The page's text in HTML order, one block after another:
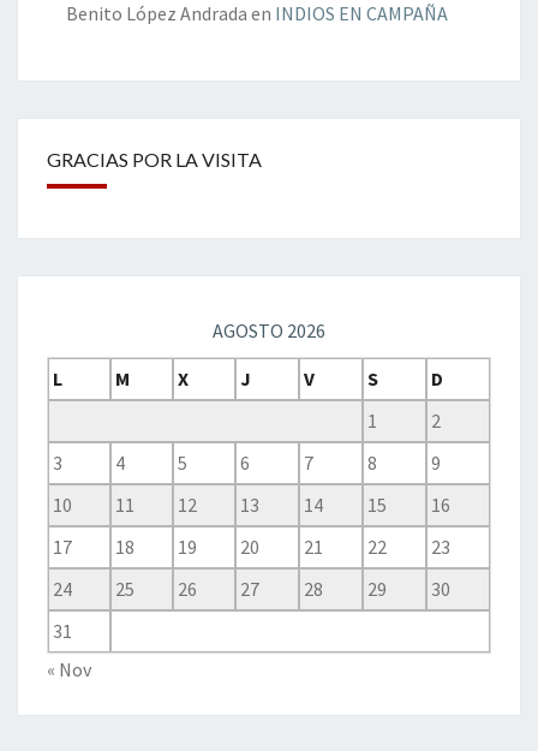
Benito López Andrada en INDIOS EN CAMPAÑA
GRACIAS POR LA VISITA
AGOSTO 2026
L
M X J V S
D
1
2
3
4 5 6 7 8
9
10
11 12 13 14 15
16
17
18 19 20 21 22
23
24
25 26 27 28 29
30
31
« Nov